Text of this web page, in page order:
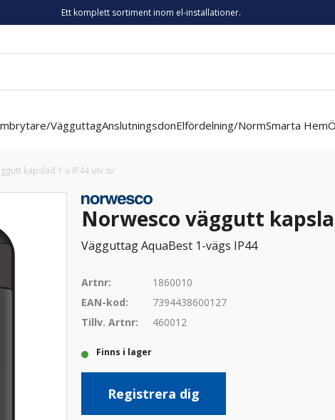
Ett komplett sortiment inom el-installationer.
VägguttagAnslutningsdonElfördelning/NormSmarta Hem
kapslad 1-v IP44 utv sv
Norwesco väggutt
Vägguttag AquaBest 1-vägs IP44
Artnr:
1860010
EAN-kod:
7394438600127
Tillv. Artnr:
460012
Finns i lager
Registrera dig